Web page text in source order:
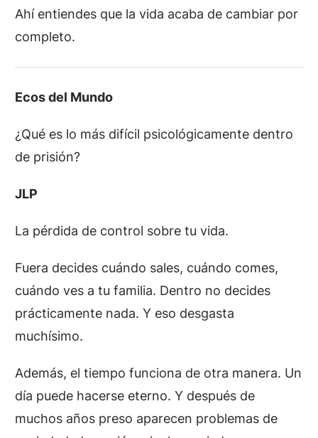
Ahí entiendes que la vida acaba de cambiar por
completo.
Ecos del Mundo
¿Qué es lo más difícil psicológicamente dentro
de prisión?
JLP
La pérdida de control sobre tu vida.
Fuera decides cuándo sales, cuándo comes,
cuándo ves a tu familia. Dentro no decides
prácticamente nada. Y eso desgasta
muchísimo.
Además, el tiempo funciona de otra manera. Un
día puede hacerse eterno. Y después de
muchos años preso aparecen problemas de